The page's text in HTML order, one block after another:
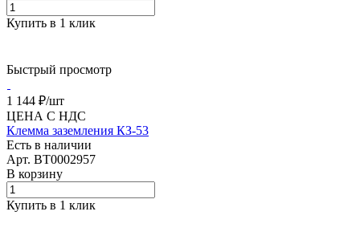
Купить в 1 клик
Быстрый просмотр
1 144 ₽/шт
ЦЕНА С НДС
Клемма заземления КЗ-53
Есть в наличии
Арт. BT0002957
В корзину
Купить в 1 клик